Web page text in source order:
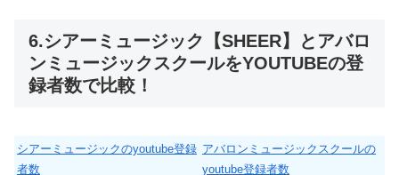
6.シアーミュージック【SHEER】とアバロ
ンミュージックスクールをYOUTUBEの登
録者数で比較！
シアーミュージックのyoutube登録
者数
アバロンミュージックスクールの
youtube登録者数